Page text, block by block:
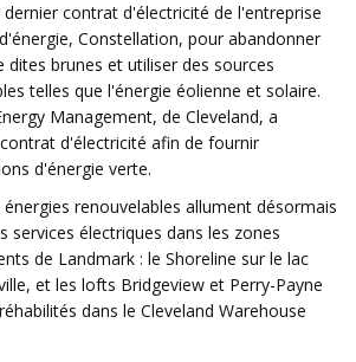
dernier contrat d'électricité de l'entreprise
Constellation, pour abandonner
dites brunes et utiliser des sources
telles que l'énergie éolienne et solaire.
Management, de Cleveland, a
d'électricité afin de fournir
d'énergie verte.
énergies renouvelables allument désormais
services électriques dans les zones
de Landmark : le Shoreline sur le lac
et les lofts Bridgeview et Perry-Payne
dans le Cleveland Warehouse